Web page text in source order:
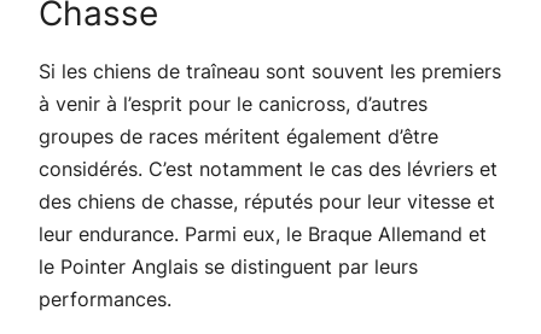
Chasse
Si les chiens de traîneau sont souvent les premiers
à venir à l’esprit pour le canicross, d’autres
groupes de races méritent également d’être
considérés. C’est notamment le cas des lévriers et
des chiens de chasse, réputés pour leur vitesse et
leur endurance. Parmi eux, le Braque Allemand et
le Pointer Anglais se distinguent par leurs
performances.